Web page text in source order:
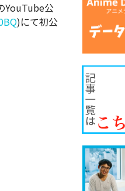
YouTube公
)にて初公